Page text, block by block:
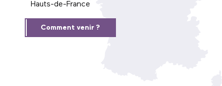
Hauts-de-France
Comment venir ?